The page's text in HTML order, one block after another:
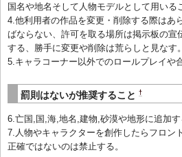
国名や地名そして人物モデルとして用いる
4.他利用者の作品を変更・削除する際はあ
ばならない、許可を取る場所は掲示板の宣
する、勝手に変更や削除は荒らしと見なす。
5.キャラコーナー以外でのロールプレイや
罰則はないが推奨すること †
6.亡国,国,海,地名,建物,砂漠や地形に追加す
7.人物やキャラクターを創作したらフロン
正確ではないのは禁止する。